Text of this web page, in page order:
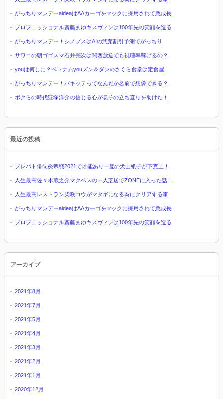
がっちりマンデーaideaはAAカーゴをマックに採用されて急成長
プロフェッショナル斎藤まゆキスヴィンは100年先の笑顔を造る
がっちりマンデー！シノプスはAIの惣菜割引予測でがっちり
サワコの朝ゴゴスマ石井亮次は関西放送でも視聴率稼げるの？
youは何しに？ベトナムyouズン＆ダンのさくら食堂は定食屋
がっちりマンデー！パキッテってなんだか名前で想像できる？
ボクらの時代窪塚洋介の信じる心が息子の立ち直りを助けた！
最近の投稿
プレバト俳句炎帝戦2021で才能あり一度の犬山紙子が下克上！
人生最高佐々木蔵之介マクベスの一人芝居でZONEに入った話！
人生最高レストラン柴咲コウがマタギになる為にクリアする事
がっちりマンデーaideaはAAカーゴをマックに採用されて急成長
プロフェッショナル斎藤まゆキスヴィンは100年先の笑顔を造る
アーカイブ
2021年8月
2021年7月
2021年5月
2021年4月
2021年3月
2021年2月
2021年1月
2020年12月